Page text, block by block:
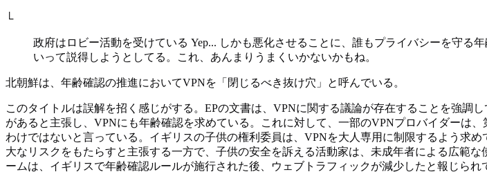
└
政府はロビー活動を受けている Yep... しかも悪化させることに、誰もプライバシーを守
いって説得しようとしてる。これ、あんまりうまくいかないかもね。
北朝鮮は、年齢確認の推進においてVPNを「閉じるべき抜け穴」と呼んでいる。
このタイトルは誤解を招く感じがする。EPの文書は、VPNに関する議論が存在することを強
があると主張し、VPNにも年齢確認を求めている。これに対して、一部のVPNプロバイダーは
わけではないと言っている。イギリスの子供の権利委員は、VPNを大人専用に制限するよう求
大なリスクをもたらすと主張する一方で、子供の安全を訴える活動家は、未成年者による広範
ームは、イギリスで年齢確認ルールが施行された後、ウェブトラフィックが減少したと報じら